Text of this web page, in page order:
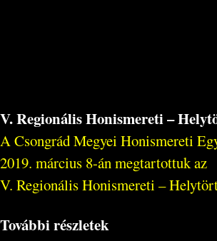
V. Regionális Honismereti –
A Csongrád Megyei Honismereti
2019. március 8-án megtartottuk az
V. Regionális Honismereti –
További részletek